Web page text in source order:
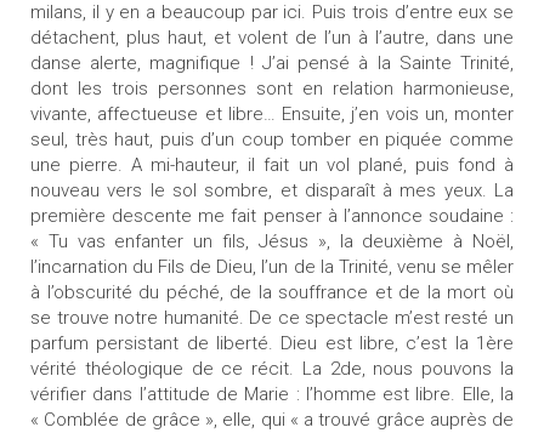
milans, il y en a beaucoup par ici. Puis trois d’entre eux se
détachent, plus haut, et volent de l’un à l’autre, dans une
danse alerte, magnifique ! J’ai pensé à la Sainte Trinité,
dont les trois personnes sont en relation harmonieuse,
vivante, affectueuse et libre… Ensuite, j’en vois un, monter
seul, très haut, puis d’un coup tomber en piquée comme
une pierre. A mi-hauteur, il fait un vol plané, puis fond à
nouveau vers le sol sombre, et disparaît à mes yeux. La
première descente me fait penser à l’annonce soudaine :
« Tu vas enfanter un fils, Jésus », la deuxième à Noël,
l’incarnation du Fils de Dieu, l’un de la Trinité, venu se mêler
à l’obscurité du péché, de la souffrance et de la mort où
se trouve notre humanité. De ce spectacle m’est resté un
parfum persistant de liberté. Dieu est libre, c’est la 1ère
vérité théologique de ce récit. La 2de, nous pouvons la
vérifier dans l’attitude de Marie : l’homme est libre. Elle, la
« Comblée de grâce », elle, qui « a trouvé grâce auprès de